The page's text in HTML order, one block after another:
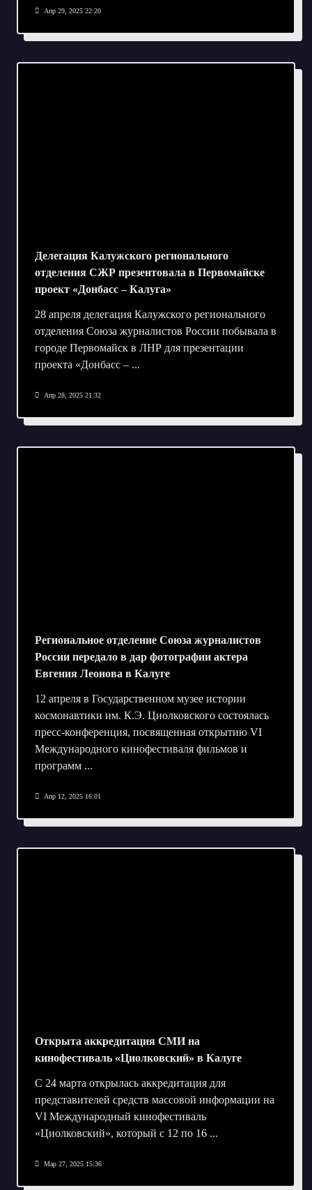
Апр 29, 2025 22:20
Делегация Калужского регионального
отделения СЖР презентовала в Первомайске
проект «Донбасс – Калуга»
28 апреля делегация Калужского регионального
отделения Союза журналистов России побывала в
городе Первомайск в ЛНР для презентации
проекта «Донбасс – ...
Апр 28, 2025 21:32
Региональное отделение Союза журналистов
России передало в дар фотографии актера
Евгения Леонова в Калуге
12 апреля в Государственном музее истории
космонавтики им. К.Э. Циолковского состоялась
пресс-конференция, посвященная открытию VI
Международного кинофестиваля фильмов и
программ ...
Апр 12, 2025 16:01
Открыта аккредитация СМИ на
кинофестиваль «Циолковский» в Калуге
С 24 марта открылась аккредитация для
представителей средств массовой информации на
VI Международный кинофестиваль
«Циолковский», который с 12 по 16 ...
Мар 27, 2025 15:36